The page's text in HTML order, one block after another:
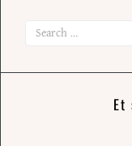
Et